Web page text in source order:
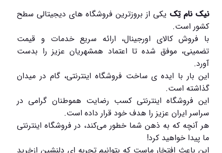
نیک نام تِک یکی از بروزترین فروشگاه های دیجیتالی سطح
کشور است.
با فروش کالای اورجینال، ارائه سریع خدمات و قیمت
تضمینی، موفق شده تا اعتماد همشهریان عزیز را بدست
آورد.
این بار با ایده ی ساخت فروشگاه اینترنتی، گام در میدان
گذاشته است.
این فروشگاه اینترنتی کسب رضایت هموطنان گرامی در
سراسر ایران عزیز را هدف خود قرار داده است.
هر آنچه که به ذهن شما خطور می‌کند، در فروشگاه اینترنتی
ما پیدا خواهید کرد!
این باعث افتخار ماست که بتوانیم تجربه ای دلنشین ازخرید